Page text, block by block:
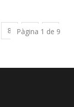
8 9
Pàgina 1 de 9